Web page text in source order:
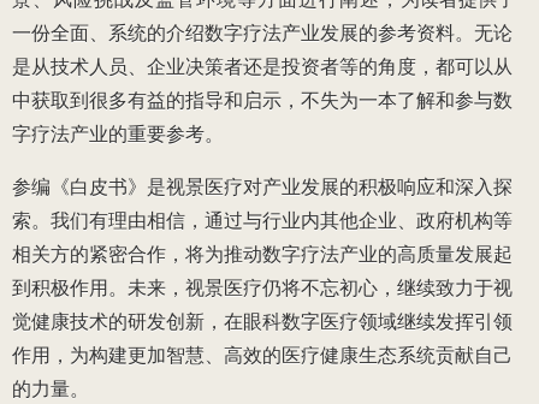
一份全面、系统的介绍数字疗法产业发展的参考资料。 无论
是从技术人员、企业决策者还是投资者等的角度，都可以从
中获取到很多有益的指导和启示，不失为一本了解和参与数
字疗法产业的重要参考。
参编《白皮书》是视景医疗对产业发展的积极响应和深入探
索。我们有理由相信，通过与行业内其他企业、政府机构等
相关方的紧密合作，将为推动数字疗法产业的高质量发展起
到积极作用。 未来，视景医疗仍将不忘初心，继续致力于视
觉健康技术的研发创新 ，在眼科数字医疗领域继续发挥引领
作用，为构建更加智慧、高效的医疗健康生态系统贡献自己
的力量。